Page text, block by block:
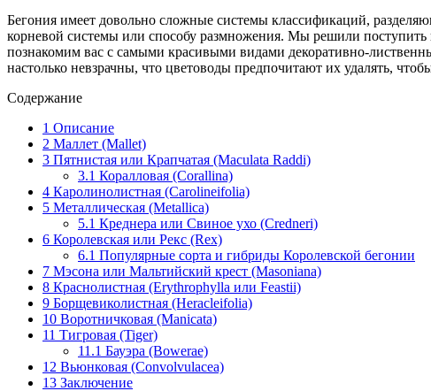
Бегония имеет довольно сложные системы классификаций,
корневой системы или способу размножения. Мы решили поступить
познакомим вас с самыми красивыми видами декоративно-
настолько невзрачны, что цветоводы предпочитают их удалять,
Содержание
1 Описание
2 Маллет (Mallet)
3 Пятнистая или Крапчатая (Maculata Raddi)
3.1 Коралловая (Corallina)
4 Каролинолистная (Carolineifolia)
5 Металлическая (Metallica)
5.1 Креднера или Свиное ухо (Credneri)
6 Королевская или Рекс (Rex)
6.1 Популярные сорта и гибриды Королевской бегонии
7 Мэсона или Мальтийский крест (Masoniana)
8 Краснолистная (Erythrophylla или Feastii)
9 Борщевиколистная (Heracleifolia)
10 Воротничковая (Manicata)
11 Тигровая (Tiger)
11.1 Бауэра (Bowerae)
12 Вьюнковая (Convolvulacea)
13 Заключение